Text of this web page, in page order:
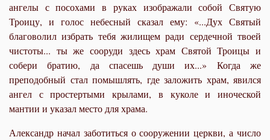
ангелы с посохами в руках изображали собой Святую
Троицу, и голос небесный сказал ему: «...Дух Святый
благоволил избрать тебя жилищем ради сердечной твоей
чистоты... ты же сооруди здесь храм Святой Троицы и
собери братию, да спасешь души их...» Когда же
преподобный стал помышлять, где заложить храм, явился
ангел с простертыми крылами, в куколе и иноческой
мантии и указал место для храма.
Александр начал заботиться о сооружении церкви, а число